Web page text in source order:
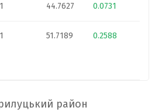
1 44.7627 0.0731
1 51.7189 0.2588
район